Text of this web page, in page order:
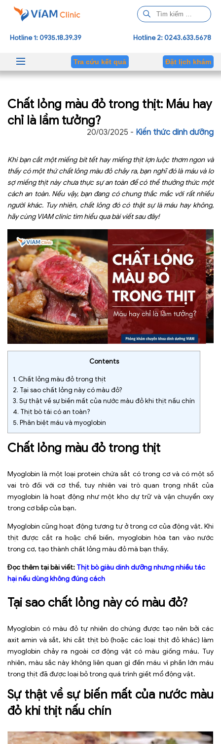
ì
m
h
Hotline 1: 0935.18.39.39 Hotline 2: 0243.633.5678
Tra cứu kết quả Đặt lịch khám
Chất lỏng màu đỏ trong thịt: Máu hay
chỉ là lầm tưởng?
20/03/2025 - Kiến thức dinh dưỡng
Khi bạn cắt một miếng bít tết hay miếng thịt lợn luộc thơm ngon và
thấy có một thứ chất lỏng màu đỏ chảy ra, bạn nghĩ đó là máu và lo
sợ miếng thịt này chưa thực sự an toàn để có thể thưởng thức một
cách an toàn. Nếu vậy, bạn đang có chung thắc mắc với rất nhiều
người khác. Tuy nhiên, chất lỏng đó có thật sự là máu hay không,
hãy cùng VIAM clinic tìm hiểu qua bài viết sau đây!
Contents
1. Chất lỏng màu đỏ trong thịt
2. Tại sao chất lỏng này có màu đỏ?
3. Sự thật về sự biến mất của nước màu đỏ khi thịt nấu chín
4. Thịt bò tái có an toàn?
5. Phân biệt máu và myoglobin
Chất lỏng màu đỏ trong thịt
Myoglobin là một loại protein chứa sắt có trong cơ và có một số
vai trò đối với cơ thể, tuy nhiên vai trò quan trọng nhất của
myoglobin là hoạt động như một kho dự trữ và vận chuyển oxy
trong cơ bắp của bạn.
Myoglobin cũng hoạt động tương tự ở trong cơ của động vật. Khi
thịt được cắt ra hoặc chế biến, myoglobin hòa tan vào nước
trong cơ, tạo thành chất lỏng màu đỏ mà bạn thấy.
Đọc thêm tại bài viết: Thịt bò giàu dinh dưỡng nhưng nhiều tác
hại nếu dùng không đúng cách
Tại sao chất lỏng này có màu đỏ?
Myoglobin có màu đỏ tự nhiên do chúng được tạo nên bởi các
axit amin và sắt, khi cắt thịt bò (hoặc các loại thịt đỏ khác) làm
myoglobin chảy ra ngoài cơ động vật có màu giống máu. Tuy
nhiên, màu sắc này không liên quan gì đến máu vì phần lớn máu
trong thịt đã được loại bỏ trong quá trình giết mổ động vật.
Sự thật về sự biến mất của nước màu
đỏ khi thịt nấu chín